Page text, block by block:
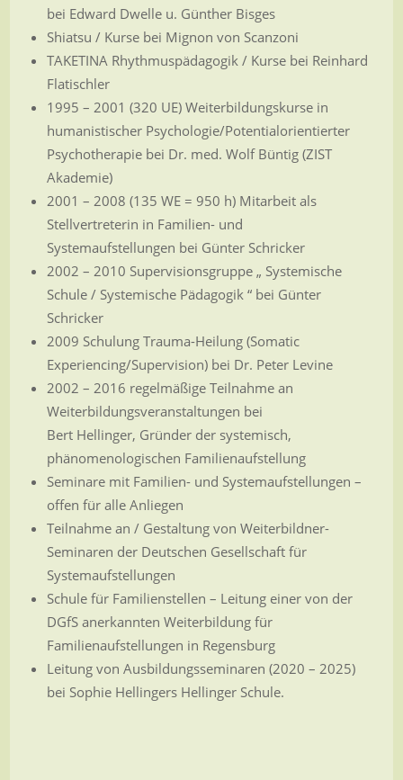
bei Edward Dwelle u. Günther Bisges
Shiatsu / Kurse bei Mignon von Scanzoni
TAKETINA Rhythmuspädagogik / Kurse bei Reinhard
Flatischler
1995 – 2001 (320 UE) Weiterbildungskurse in
humanistischer Psychologie/Potentialorientierter
Psychotherapie bei Dr. med. Wolf Büntig (ZIST
Akademie)
2001 – 2008 (135 WE = 950 h) Mitarbeit als
Stellvertreterin in Familien- und
Systemaufstellungen bei Günter Schricker
2002 – 2010 Supervisionsgruppe „ Systemische
Schule / Systemische Pädagogik “ bei Günter
Schricker
2009 Schulung Trauma-Heilung (Somatic
Experiencing/Supervision) bei Dr. Peter Levine
2002 – 2016 regelmäßige Teilnahme an
Weiterbildungsveranstaltungen bei
Bert Hellinger, Gründer der systemisch,
phänomenologischen Familienaufstellung
Seminare mit Familien- und Systemaufstellungen –
offen für alle Anliegen
Teilnahme an / Gestaltung von Weiterbildner-
Seminaren der Deutschen Gesellschaft für
Systemaufstellungen
Schule für Familienstellen – Leitung einer von der
DGfS anerkannten Weiterbildung für
Familienaufstellungen in Regensburg
Leitung von Ausbildungsseminaren (2020 – 2025)
bei Sophie Hellingers Hellinger Schule.